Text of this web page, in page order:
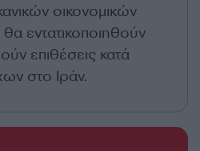
οικονομικών
εντατικοποιηθούν
επιθέσεις κατά
στο Ιράν.